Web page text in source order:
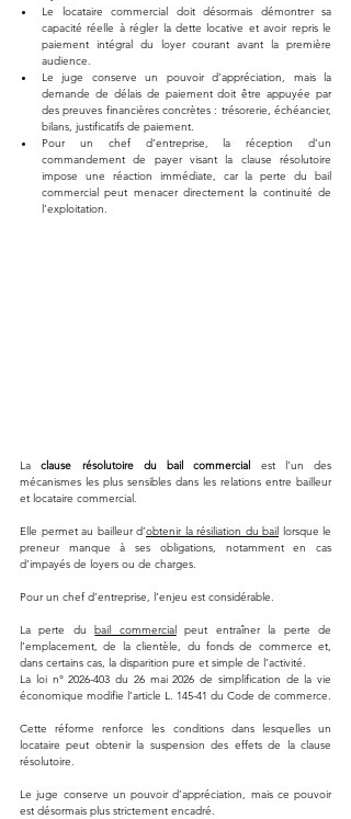
Le locataire commercial doit désormais démontrer sa
capacité réelle à régler la dette locative et avoir repris le
paiement intégral du loyer courant avant la première
audience.
Le juge conserve un pouvoir d’appréciation, mais la
demande de délais de paiement doit être appuyée par
des preuves financières concrètes : trésorerie, échéancier,
bilans, justificatifs de paiement.
Pour un chef d’entreprise, la réception d’un
commandement de payer visant la clause résolutoire
impose une réaction immédiate, car la perte du bail
commercial peut menacer directement la continuité de
l’exploitation.
La clause résolutoire du bail commercial est l’un des
mécanismes les plus sensibles dans les relations entre bailleur
et locataire commercial.
Elle permet au bailleur d’obtenir la résiliation du bail lorsque le
preneur manque à ses obligations, notamment en cas
d’impayés de loyers ou de charges.
Pour un chef d’entreprise, l’enjeu est considérable.
La perte du bail commercial peut entraîner la perte de
l’emplacement, de la clientèle, du fonds de commerce et,
dans certains cas, la disparition pure et simple de l’activité.
La loi n° 2026-403 du 26 mai 2026 de simplification de la vie
économique modifie l’article L. 145-41 du Code de commerce.
Cette réforme renforce les conditions dans lesquelles un
locataire peut obtenir la suspension des effets de la clause
résolutoire.
Le juge conserve un pouvoir d’appréciation, mais ce pouvoir
est désormais plus strictement encadré.